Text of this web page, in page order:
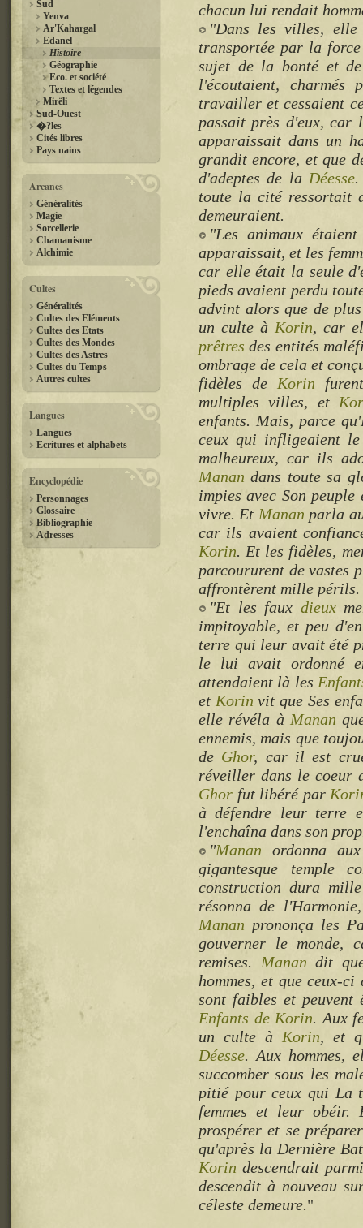
Sud
Yenva
Ar'Kahargal
Edanel
Histoire
Géographie
Eco. et société
Textes et légendes
Mirëli
Sud-Ouest
�?les
Cités libres
Pays nains
Arcanes
Généralités
Magie
Sorcellerie
Chamanisme
Alchimie
Cultes
Généralités
Cultes des Eléments
Cultes des Etats
Cultes des Mondes
Cultes des Astres
Cultes du Temps
Autres cultes
Langues
Langues
Ecritures et alphabets
Encyclopédie
Personnages
Glossaire
Bibliographie
Adresses
chacun lui rendait
"Dans les villes,
transportée par la
sujet de la bonté et
l'écoutaient,
travailler et cessaient
passait près d'eux, car
apparaissait dans un
grandit encore, et que
d'adeptes de la Déesse
toute la cité ressortait
demeuraient.
"Les animaux
apparaissait, et les
car elle était la seule
pieds avaient perdu
advint alors que de
un culte à Korin, car
prêtres des entités
ombrage de cela et
fidèles de Korin
multiples villes, et
enfants. Mais, parce
ceux qui infligeaient
malheureux, car ils
Manan dans toute sa
impies avec Son
vivre. Et Manan parla
car ils avaient
Korin. Et les fidèles,
parcoururent de vastes
affrontèrent mille périls.
"Et les faux dieux
impitoyable, et peu
terre qui leur avait été
le lui avait ordonné
attendaient là les
et Korin vit que Ses
elle révéla à Manan
ennemis, mais que
de Ghor, car il est
réveiller dans le coeur
Ghor fut libéré par
à défendre leur terre
l'enchaîna dans son
"Manan ordonna
gigantesque temple
construction dura
résonna de
Manan prononça les
gouverner le monde,
remises. Manan dit
hommes, et que ceux-
sont faibles et peuvent
Enfants de Korin. Aux
un culte à Korin, et
Déesse. Aux hommes,
succomber sous les
pitié pour ceux qui La
femmes et leur
prospérer et se
qu'après la Dernière
Korin descendrait
descendit à nouveau
céleste demeure."